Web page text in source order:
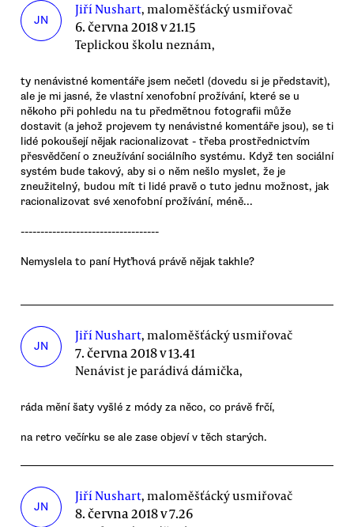
JN
Jiří Nushart, maloměšťácký usmiřovač
6. června 2018 v 21.15
Teplickou školu neznám,
ty nenávistné komentáře jsem nečetl (dovedu si je představit),
ale je mi jasné, že vlastní xenofobní prožívání, které se u
někoho při pohledu na tu předmětnou fotografii může
dostavit (a jehož projevem ty nenávistné komentáře jsou), se ti
lidé pokoušejí nějak racionalizovat - třeba prostřednictvím
přesvědčení o zneužívání sociálního systému. Když ten sociální
systém bude takový, aby si o něm nešlo myslet, že je
zneužitelný, budou mít ti lidé pravě o tuto jednu možnost, jak
racionalizovat své xenofobní prožívání, méně...
-----------------------------------
Nemyslela to paní Hyťhová právě nějak takhle?
JN
Jiří Nushart, maloměšťácký usmiřovač
7. června 2018 v 13.41
Nenávist je parádivá dámička,
ráda mění šaty vyšlé z módy za něco, co právě frčí,
na retro večírku se ale zase objeví v těch starých.
JN
Jiří Nushart, maloměšťácký usmiřovač
8. června 2018 v 7.26